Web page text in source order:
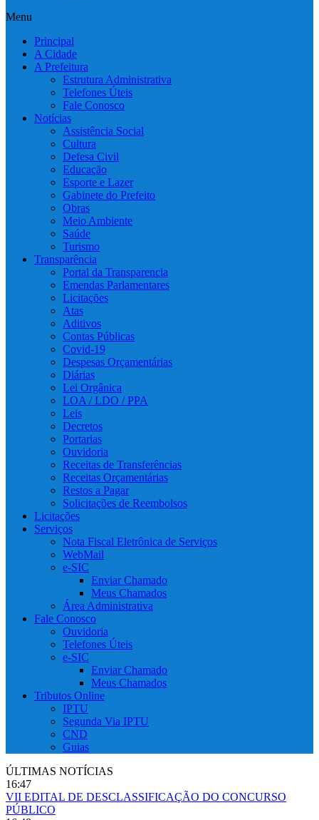
Menu
Principal
A Cidade
A Prefeitura
Estrutura Administrativa
Telefones Úteis
Fale Conosco
Notícias
Assistência Social
Cultura
Defesa Civil
Educação
Esporte e Lazer
Gabinete do Prefeito
Obras
Meio Ambiente
Saúde
Turismo
Transparência
Portal da Transparencia
Emendas Parlamentares
Licitações
Atas
Aditivos
Contas Públicas
Covid-19
Despesas Orçamentárias
Diárias
Lei Orgânica
LOA / LDO / PPA
Leis
Decretos
Portarias
Ouvidoria
Receitas de Transferências
Receitas Orçamentárias
Restos a Pagar
Solicitações de Reembolsos
Licitações
Serviços
Nota Fiscal Eletrônica de Serviços
WebMail
e-SIC
Enviar Chamado
Meus Chamados
Área Administrativa
Fale Conosco
Ouvidoria
Telefones Úteis
e-SIC
Enviar Chamado
Meus Chamados
Tributos Online
IPTU
Segunda Via IPTU
CND
Guias
ÚLTIMAS NOTÍCIAS
16:47
VII EDITAL DE DESCLASSIFICAÇÃO DO CONCURSO
PÚBLICO